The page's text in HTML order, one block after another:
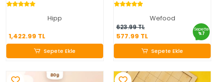
Hipp
1,422.99 TL
1,422.99 TL
Sepete Ekle
Sepete Ekle
Wefood
623.99 TL
577.99 TL
Sepette
%7
577.99 TL
Sepete Ekle